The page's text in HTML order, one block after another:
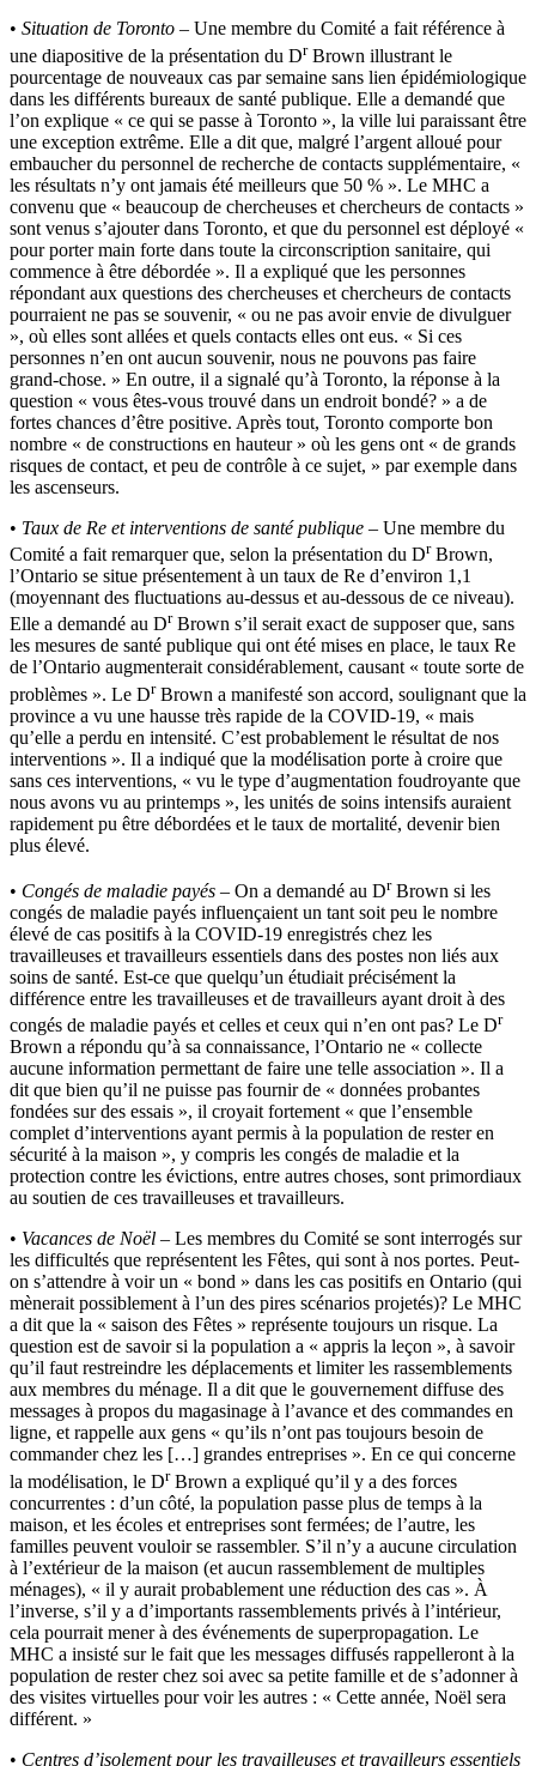
• Situation de Toronto – Une membre du Comité a fait référence à
une diapositive de la présentation du DrBrown illustrant le
pourcentage de nouveaux cas par semaine sans lien épidémiologique
dans les différents bureaux de santé publique. Elle a demandé que
l’on explique « ce qui se passe à Toronto », la ville lui paraissant être
une exception extrême. Elle a dit que, malgré l’argent alloué pour
embaucher du personnel de recherche de contacts supplémentaire, «
les résultats n’y ont jamais été meilleurs que 50 % ». Le MHC a
convenu que « beaucoup de chercheuses et chercheurs de contacts »
sont venus s’ajouter dans Toronto, et que du personnel est déployé «
pour porter main forte dans toute la circonscription sanitaire, qui
commence à être débordée ». Il a expliqué que les personnes
répondant aux questions des chercheuses et chercheurs de contacts
pourraient ne pas se souvenir, « ou ne pas avoir envie de divulguer
», où elles sont allées et quels contacts elles ont eus. « Si ces
personnes n’en ont aucun souvenir, nous ne pouvons pas faire
grand-chose. » En outre, il a signalé qu’à Toronto, la réponse à la
question « vous êtes-vous trouvé dans un endroit bondé? » a de
fortes chances d’être positive. Après tout, Toronto comporte bon
nombre « de constructions en hauteur » où les gens ont « de grands
risques de contact, et peu de contrôle à ce sujet, » par exemple dans
les ascenseurs.
• Taux de Re et interventions de santé publique – Une membre du
Comité a fait remarquer que, selon la présentation du DrBrown,
l’Ontario se situe présentement à un taux de Re d’environ 1,1
(moyennant des fluctuations au-dessus et au-dessous de ce niveau).
Elle a demandé au DrBrown s’il serait exact de supposer que, sans
les mesures de santé publique qui ont été mises en place, le taux Re
de l’Ontario augmenterait considérablement, causant « toute sorte de
problèmes ». Le DrBrown a manifesté son accord, soulignant que la
province a vu une hausse très rapide de la COVID-19, « mais
qu’elle a perdu en intensité. C’est probablement le résultat de nos
interventions ». Il a indiqué que la modélisation porte à croire que
sans ces interventions, « vu le type d’augmentation foudroyante que
nous avons vu au printemps », les unités de soins intensifs auraient
rapidement pu être débordées et le taux de mortalité, devenir bien
plus élevé.
• Congés de maladie payés – On a demandé au DrBrown si les
congés de maladie payés influençaient un tant soit peu le nombre
élevé de cas positifs à la COVID-19 enregistrés chez les
travailleuses et travailleurs essentiels dans des postes non liés aux
soins de santé. Est-ce que quelqu’un étudiait précisément la
différence entre les travailleuses et de travailleurs ayant droit à des
congés de maladie payés et celles et ceux qui n’en ont pas? Le Dr
Brown a répondu qu’à sa connaissance, l’Ontario ne « collecte
aucune information permettant de faire une telle association ». Il a
dit que bien qu’il ne puisse pas fournir de « données probantes
fondées sur des essais », il croyait fortement « que l’ensemble
complet d’interventions ayant permis à la population de rester en
sécurité à la maison », y compris les congés de maladie et la
protection contre les évictions, entre autres choses, sont primordiaux
au soutien de ces travailleuses et travailleurs.
• Vacances de Noël – Les membres du Comité se sont interrogés sur
les difficultés que représentent les Fêtes, qui sont à nos portes. Peut-
on s’attendre à voir un « bond » dans les cas positifs en Ontario (qui
mènerait possiblement à l’un des pires scénarios projetés)? Le MHC
a dit que la « saison des Fêtes » représente toujours un risque. La
question est de savoir si la population a « appris la leçon », à savoir
qu’il faut restreindre les déplacements et limiter les rassemblements
aux membres du ménage. Il a dit que le gouvernement diffuse des
messages à propos du magasinage à l’avance et des commandes en
ligne, et rappelle aux gens « qu’ils n’ont pas toujours besoin de
commander chez les […] grandes entreprises ». En ce qui concerne
la modélisation, le DrBrown a expliqué qu’il y a des forces
concurrentes : d’un côté, la population passe plus de temps à la
maison, et les écoles et entreprises sont fermées; de l’autre, les
familles peuvent vouloir se rassembler. S’il n’y a aucune circulation
à l’extérieur de la maison (et aucun rassemblement de multiples
ménages), « il y aurait probablement une réduction des cas ». À
l’inverse, s’il y a d’importants rassemblements privés à l’intérieur,
cela pourrait mener à des événements de superpropagation. Le
MHC a insisté sur le fait que les messages diffusés rappelleront à la
population de rester chez soi avec sa petite famille et de s’adonner à
des visites virtuelles pour voir les autres : « Cette année, Noël sera
différent. »
• Centres d’isolement pour les travailleuses et travailleurs essentiels